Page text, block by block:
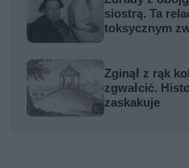
siostrą. Ta
toksycznym
Zginął z rąk
zgwałcić.
zaskakuje